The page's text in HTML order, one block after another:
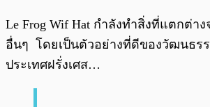
Le Frog Wif Hat กำลังทำสิ่งที่แตกต่า
อื่นๆ โดยเป็นตัวอย่างที่ดีของวัฒนธร
ประเทศฝรั่งเศส…